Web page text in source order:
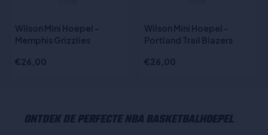
Wilson Mini Hoepel -
Memphis Grizzlies
€26,00
Wilson Mini Hoepel -
Portland Trail Blazers
€26,00
ONTDEK DE PERFECTE NBA BASKETBALHOEPEL